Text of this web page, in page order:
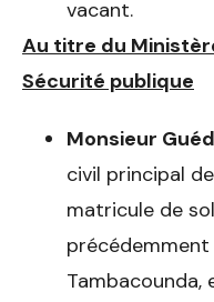
vacant.
Au titre du
Sécurité publique
Monsieur
civil principal
matricule de
Tambacounda,